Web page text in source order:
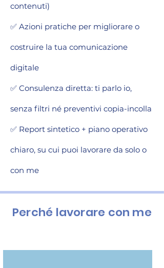
contenuti)
✅ Azioni pratiche per migliorare o
costruire la tua comunicazione
digitale
✅ Consulenza diretta: ti parlo io,
senza filtri né preventivi copia-incolla
✅ Report sintetico + piano operativo
chiaro, su cui puoi lavorare da solo o
con me
Perché lavorare con me